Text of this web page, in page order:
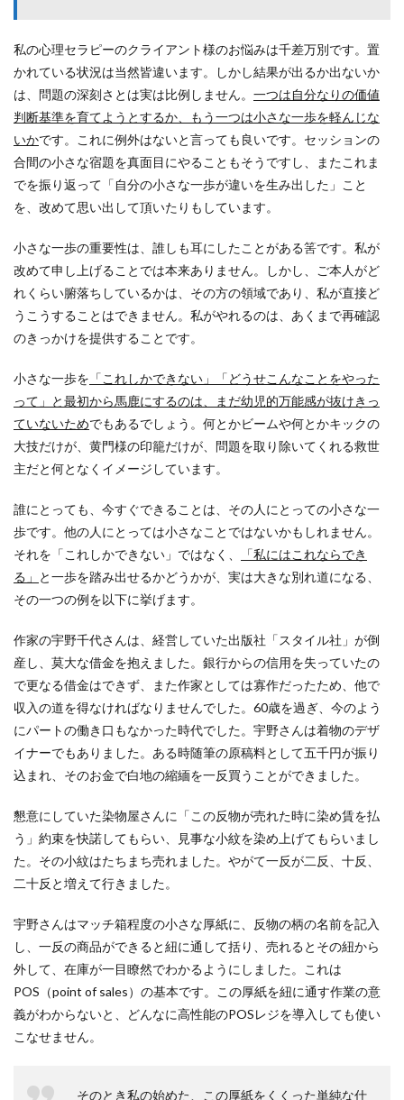
私の心理セラピーのクライアント様のお悩みは千差万別です。置
かれている状況は当然皆違います。しかし結果が出るか出ないか
は、問題の深刻さとは実は比例しません。 一つは自分なりの価値
判断基準を育てようとするか、もう一つは小さな一歩を軽んじな
いかです。これに例外はないと言っても良いです。セッションの
合間の小さな宿題を真面目にやることもそうですし、またこれま
でを振り返って「自分の小さな一歩が違いを生み出した」こと
を、改めて思い出して頂いたりもしています。
小さな一歩の重要性は、誰しも耳にしたことがある筈です。私が
改めて申し上げることでは本来ありません。しかし、ご本人がど
れくらい腑落ちしているかは、その方の領域であり、私が直接ど
うこうすることはできません。私がやれるのは、あくまで再確認
のきっかけを提供することです。
小さな一歩を 「これしかできない」「どうせこんなことをやった
って」と最初から馬鹿にするのは、まだ幼児的万能感が抜けきっ
ていないためでもあるでしょう。何とかビームや何とかキックの
大技だけが、黄門様の印籠だけが、問題を取り除いてくれる救世
主だと何となくイメージしています。
誰にとっても、今すぐできることは、その人にとっての小さな一
歩です。他の人にとっては小さなことではないかもしれません。
それを「これしかできない」ではなく、
「私にはこれならでき
る」 と一歩を踏み出せるかどうかが、実は大きな別れ道になる、
その一つの例を以下に挙げます。
作家の宇野千代さんは、経営していた出版社「スタイル社」が倒
産し、莫大な借金を抱えました。銀行からの信用を失っていたの
で更なる借金はできず、また作家としては寡作だったため、他で
収入の道を得なければなりませんでした。60歳を過ぎ、今のよう
にパートの働き口もなかった時代でした。宇野さんは着物のデザ
イナーでもありました。ある時随筆の原稿料として五千円が振り
込まれ、そのお金で白地の縮緬を一反買うことができました。
懇意にしていた染物屋さんに「この反物が売れた時に染め賃を払
う」約束を快諾してもらい、見事な小紋を染め上げてもらいまし
た。その小紋はたちまち売れました。やがて一反が二反、十反、
二十反と増えて行きました。
宇野さんはマッチ箱程度の小さな厚紙に、反物の柄の名前を記入
し、一反の商品ができると紐に通して括り、売れるとその紐から
外して、在庫が一目瞭然でわかるようにしました。これは
POS（point of sales）の基本です。この厚紙を紐に通す作業の意
義がわからないと、どんなに高性能のPOSレジを導入しても使い
こなせません。
そのとき私の始めた、この厚紙をくくった単純な仕